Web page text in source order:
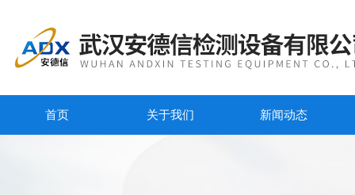
首页 关于我们 新闻动态